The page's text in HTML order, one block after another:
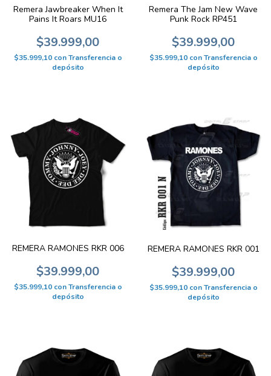
Remera Jawbreaker When It
Pains It Roars MU16
$39.999,00
$35.999,10 con Transferencia o
depósito
Remera The Jam New Wave
Punk Rock RP451
$39.999,00
$35.999,10 con Transferencia o
depósito
REMERA RAMONES RKR 006
$39.999,00
$35.999,10 con Transferencia o
depósito
REMERA RAMONES RKR 001
$39.999,00
$35.999,10 con Transferencia o
depósito